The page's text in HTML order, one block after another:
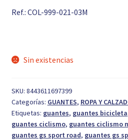
originalactual
Ref.: COL-999-021-03M
Sin existencias
SKU: 8443611697399
Categorías: GUANTES, ROPA Y
Etiquetas: guantes, guantes bicicleta
guantes ciclismo, guantes ciclismo
guantes gs sport road, guantes gs